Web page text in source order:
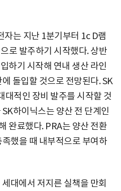
자는 지난 1분기부터 1c D램
로 발주하기 시작했다. 상반
하기 시작해 연내 생산 라인
돌입할 것으로 전망된다. SK
대적인 장비 발주를 시작할 것
하이닉스는 양산 전 단계인
완료했다. PRA는 양산 전환
했을 때 내부적으로 부여하
대에서 저지른 실책을 만회